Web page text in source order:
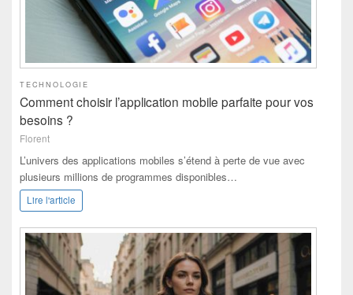
TECHNOLOGIE
Comment choisir l’application mobile parfaite pour vos
besoins ?
Florent
L’univers des applications mobiles s’étend à perte de vue avec
plusieurs millions de programmes disponibles…
Lire l'article